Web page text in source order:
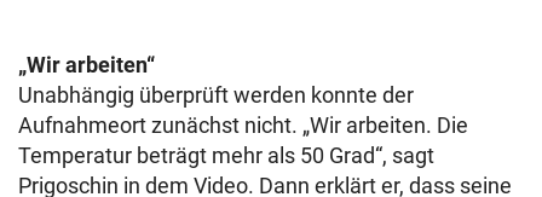
„Wir arbeiten“
Unabhängig überprüft werden konnte der
Aufnahmeort zunächst nicht. „Wir arbeiten. Die
Temperatur beträgt mehr als 50 Grad“, sagt
Prigoschin in dem Video. Dann erklärt er, dass seine